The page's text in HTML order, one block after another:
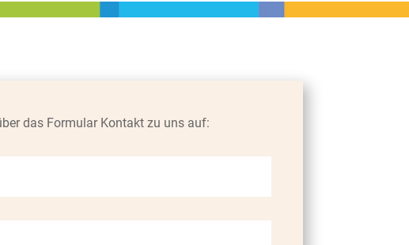
das Formular Kontakt zu uns auf: